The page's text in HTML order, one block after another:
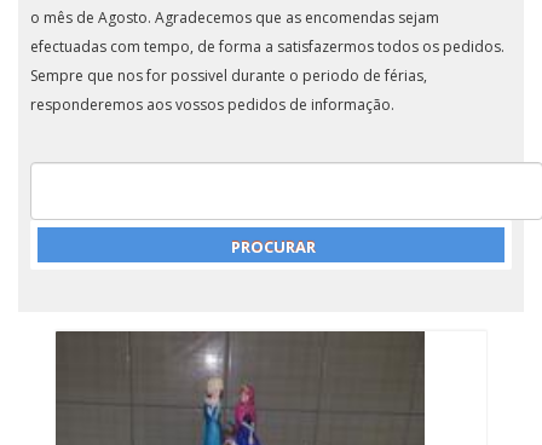
o mês de Agosto. Agradecemos que as encomendas sejam
efectuadas com tempo, de forma a satisfazermos todos os pedidos.
Sempre que nos for possivel durante o periodo de férias,
responderemos aos vossos pedidos de informação.